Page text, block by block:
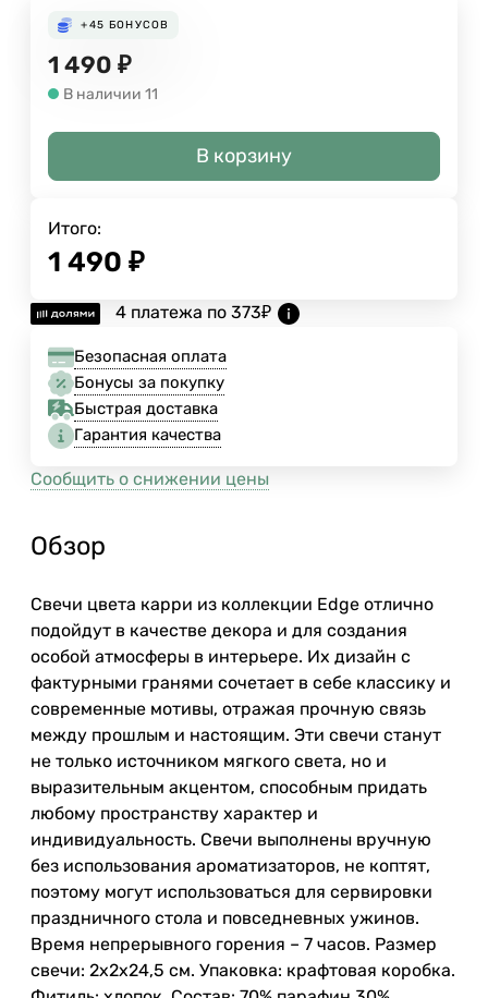
+45 БОНУСОВ
1 490 ₽
В наличии 11
В корзину
Итого:
1 490 ₽
4 платежа по 373₽
Безопасная оплата
Бонусы за покупку
Быстрая доставка
Гарантия качества
Сообщить о снижении цены
Обзор
Свечи цвета карри из коллекции Edge отлично
подойдут в качестве декора и для создания
особой атмосферы в интерьере. Их дизайн с
фактурными гранями сочетает в себе классику и
современные мотивы, отражая прочную связь
между прошлым и настоящим. Эти свечи станут
не только источником мягкого света, но и
выразительным акцентом, способным придать
любому пространству характер и
индивидуальность. Свечи выполнены вручную
без использования ароматизаторов, не коптят,
поэтому могут использоваться для сервировки
праздничного стола и повседневных ужинов.
Время непрерывного горения – 7 часов. Размер
свечи: 2х2х24,5 см. Упаковка: крафтовая коробка.